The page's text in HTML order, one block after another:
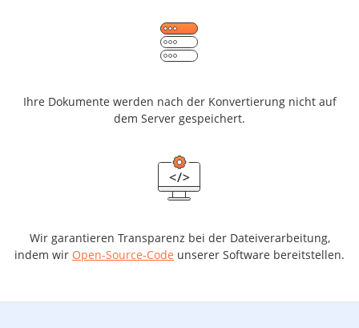
Ihre Dokumente werden nach der Konvertierung nicht auf
dem Server gespeichert.
Wir garantieren Transparenz bei der Dateiverarbeitung,
indem wir Open-Source-Code unserer Software bereitstellen.